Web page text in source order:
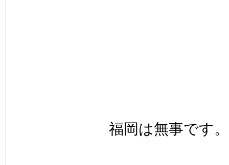
福岡は無事です。